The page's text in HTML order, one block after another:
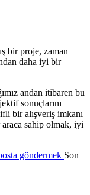
bir proje, zaman
daha iyi bir
andan itibaren bu
sonuçlarını
bir alışveriş imkanı
sahip olmak, iyi
göndermek Son